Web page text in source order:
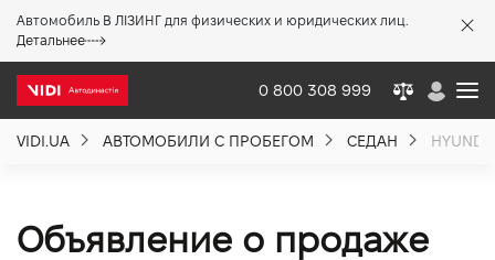
Автомобиль В ЛІЗИНГ для физических и юридических лиц.
Детальнее
0 800 308 999
VIDI.UA АВТОМОБИЛИ С ПРОБЕГОМ СЕДАН
Объявление о продаже
Акции %